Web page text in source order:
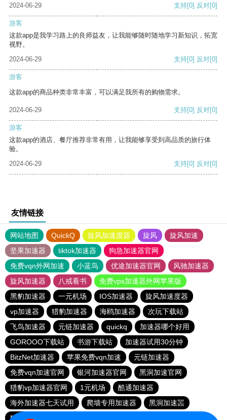
2024-06-29 支持[0] 反对[0]
游客
这款app是我学习路上的良师益友，让我能够随时随地学习新知识，拓宽
视野。
2024-06-29
支持[0] 反对[0]
游客
这款app的商品种类非常丰富，可以满足我所有的购物需求。
2024-06-29 支持[0] 反对[0]
游客
这款app的酒店、餐厅推荐非常有用，让我能够享受到高品质的旅行体
验。
2024-06-29
支持[0] 反对[0]
友情链接
网站地图 QuickQ 旋风加速度器 旋风
旋风加速
坚果加速器
tiktok加速器
狗急加速器官网
免费vqn外网加速
小蓝鸟 优途加速器官网
风驰加速器
旋风加速器
八戒看书
免费vps加速器外网苹果版
黑豹加速器
一元机场 IOS加速器
旋风加速度器
vp加速器
猎豹加速器 海鸥加速器
次玩下载站
飞鸟加速器
元链加速器 quickq
加速器哪个好用
GOROOO下载站
书游下载站
加速器试用30分钟
BitzNet加速器
苹果免费vqn加速
元链加速器
免费vqn加速官网
银河加速器官网
黑洞加速官网
猎豹vp加速器官网
1元机场
酷通加速器
海外加速器七天试用
爬墙专用加速器
黑洞加速噐
猎豹加速器官网